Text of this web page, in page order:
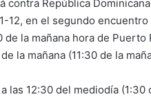
contra República
12, en el segundo
de la mañana hora de
la mañana (11:30 de la
las 12:30 del mediodía